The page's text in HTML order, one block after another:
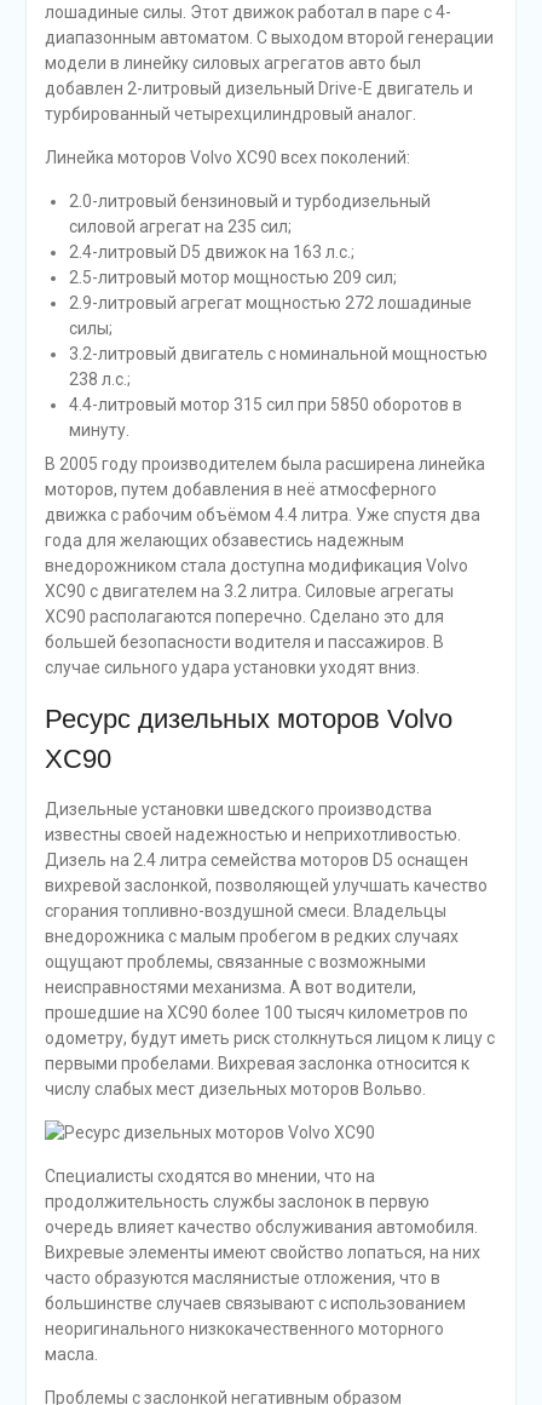
лошадиные силы. Этот движок работал в паре с 4-
диапазонным автоматом. С выходом второй генерации
модели в линейку силовых агрегатов авто был
добавлен 2-литровый дизельный Drive-E двигатель и
турбированный четырехцилиндровый аналог.
Линейка моторов Volvo XC90 всех поколений:
2.0-литровый бензиновый и турбодизельный
силовой агрегат на 235 сил;
2.4-литровый D5 движок на 163 л.с.;
2.5-литровый мотор мощностью 209 сил;
2.9-литровый агрегат мощностью 272 лошадиные
силы;
3.2-литровый двигатель с номинальной мощностью
238 л.с.;
4.4-литровый мотор 315 сил при 5850 оборотов в
минуту.
В 2005 году производителем была расширена линейка
моторов, путем добавления в неё атмосферного
движка с рабочим объёмом 4.4 литра. Уже спустя два
года для желающих обзавестись надежным
внедорожником стала доступна модификация Volvo
XC90 с двигателем на 3.2 литра. Силовые агрегаты
XC90 располагаются поперечно. Сделано это для
большей безопасности водителя и пассажиров. В
случае сильного удара установки уходят вниз.
Ресурс дизельных моторов Volvo
XC90
Дизельные установки шведского производства
известны своей надежностью и неприхотливостью.
Дизель на 2.4 литра семейства моторов D5 оснащен
вихревой заслонкой, позволяющей улучшать качество
сгорания топливно-воздушной смеси. Владельцы
внедорожника с малым пробегом в редких случаях
ощущают проблемы, связанные с возможными
неисправностями механизма. А вот водители,
прошедшие на XC90 более 100 тысяч километров по
одометру, будут иметь риск столкнуться лицом к лицу с
первыми пробелами. Вихревая заслонка относится к
числу слабых мест дизельных моторов Вольво.
Специалисты сходятся во мнении, что на
продолжительность службы заслонок в первую
очередь влияет качество обслуживания автомобиля.
Вихревые элементы имеют свойство лопаться, на них
часто образуются маслянистые отложения, что в
большинстве случаев связывают с использованием
неоригинального низкокачественного моторного
масла.
Проблемы с заслонкой негативным образом